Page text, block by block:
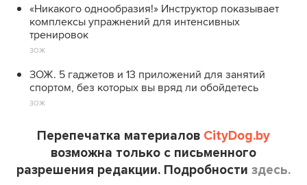
«Никакого однообразия!» Инструктор показывает
комплексы упражнений для интенсивных
тренировок
ЗОЖ
ЗОЖ. 5 гаджетов и 13 приложений для занятий
спортом, без которых вы вряд ли обойдетесь
ЗОЖ
Перепечатка материалов CityDog.by
возможна только с письменного
разрешения редакции. Подробности здесь.